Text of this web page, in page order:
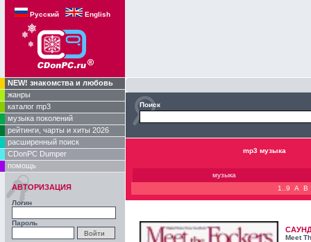
Русский English
NEW! знакомства и любовь
жанры
каталог mp3
музыка поколений
рейтинги, чарты и хиты 2026
расширенный поиск
CDonPC Dumper
помощь
АВТОРИЗАЦИЯ
Логин
Пароль
Поиск
mp3 музыка
музыка
1..9
A B
Meet